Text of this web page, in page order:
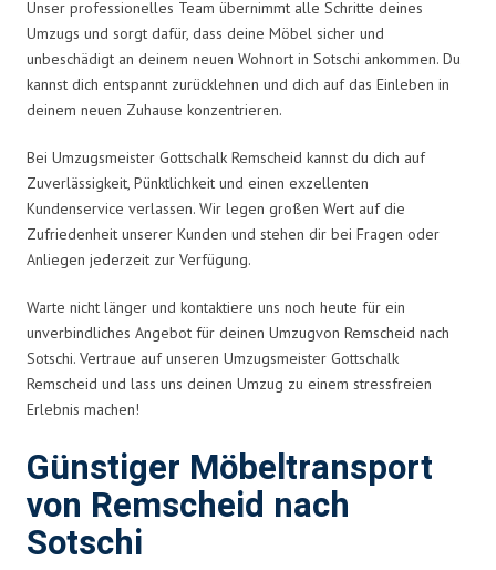
Unser professionelles Team übernimmt alle Schritte deines
Umzugs und sorgt dafür, dass deine Möbel sicher und
unbeschädigt an deinem neuen Wohnort in Sotschi ankommen. Du
kannst dich entspannt zurücklehnen und dich auf das Einleben in
deinem neuen Zuhause konzentrieren.
Bei Umzugsmeister Gottschalk Remscheid kannst du dich auf
Zuverlässigkeit, Pünktlichkeit und einen exzellenten
Kundenservice verlassen. Wir legen großen Wert auf die
Zufriedenheit unserer Kunden und stehen dir bei Fragen oder
Anliegen jederzeit zur Verfügung.
Warte nicht länger und kontaktiere uns noch heute für ein
unverbindliches Angebot für deinen Umzugvon Remscheid nach
Sotschi. Vertraue auf unseren Umzugsmeister Gottschalk
Remscheid und lass uns deinen Umzug zu einem stressfreien
Erlebnis machen!
Günstiger Möbeltransport
von Remscheid nach
Sotschi